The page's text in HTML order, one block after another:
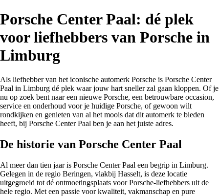
Porsche Center Paal: dé plek
voor liefhebbers van Porsche in
Limburg
Als liefhebber van het iconische automerk Porsche is Porsche Center
Paal in Limburg dé plek waar jouw hart sneller zal gaan kloppen. Of je
nu op zoek bent naar een nieuwe Porsche, een betrouwbare occasion,
service en onderhoud voor je huidige Porsche, of gewoon wilt
rondkijken en genieten van al het moois dat dit automerk te bieden
heeft, bij Porsche Center Paal ben je aan het juiste adres.
De historie van Porsche Center Paal
Al meer dan tien jaar is Porsche Center Paal een begrip in Limburg.
Gelegen in de regio Beringen, vlakbij Hasselt, is deze locatie
uitgegroeid tot dé ontmoetingsplaats voor Porsche-liefhebbers uit de
hele regio. Met een passie voor kwaliteit, vakmanschap en pure